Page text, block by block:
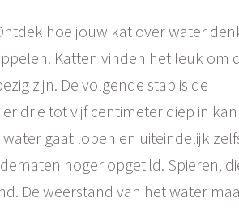
hoe jouw kat over water
Katten vinden het leuk om
zijn. De volgende stap is de
drie tot vijf centimeter diep in kan
gaat lopen en uiteindelijk
hoger opgetild. Spieren,
De weerstand van het water